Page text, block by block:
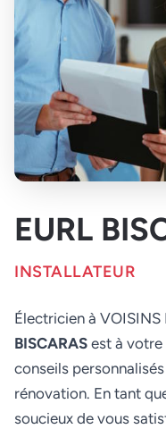
EURL
INSTALLATEUR
Électricien à VOISINS
BISCARAS est à
conseils
rénovation. En tant
soucieux de vous